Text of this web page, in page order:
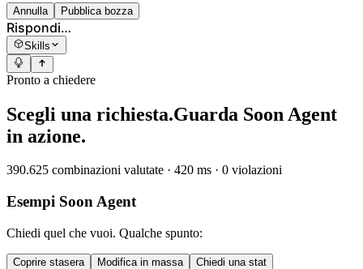
Annulla Pubblica bozza
Rispondi…
Skills
Pronto a chiedere
Scegli una richiesta.Guarda Soon Agent
in azione.
390.625 combinazioni valutate · 420 ms · 0 violazioni
Esempi Soon Agent
Chiedi quel che vuoi. Qualche spunto:
Coprire stasera Modifica in massa
Chiedi una stat